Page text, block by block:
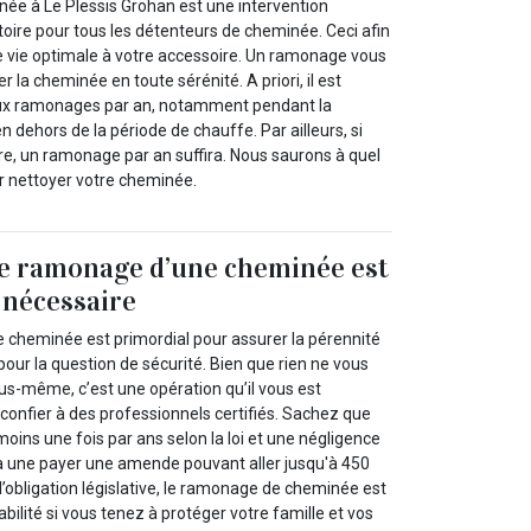
à Le Plessis Grohan est une intervention
pour tous les détenteurs de cheminée. Ceci afin
vie optimale à votre accessoire. Un ramonage vous
la cheminée en toute sérénité. A priori, il est
ramonages par an, notamment pendant la
dehors de la période de chauffe. Par ailleurs, si
un ramonage par an suffira. Nous saurons à quel
votre cheminée.
ramonage d’une cheminée est
cheminée est primordial pour assurer la pérennité
la question de sécurité. Bien que rien ne vous
même, c’est une opération qu’il vous est
à des professionnels certifiés. Sachez que
une fois par ans selon la loi et une négligence
payer une amende pouvant aller jusqu'à 450
législative, le ramonage de cheminée est
si vous tenez à protéger votre famille et vos